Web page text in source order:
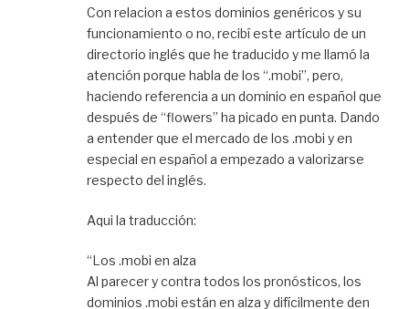
Con relacion a estos dominios genéricos y su
funcionamiento o no, recibí este artículo de un
directorio inglés que he traducido y me llamó la
atención porque habla de los “.mobi”, pero,
haciendo referencia a un dominio en español que
después de “flowers” ha picado en punta. Dando
a entender que el mercado de los .mobi y en
especial en español a empezado a valorizarse
respecto del inglés.
Aqui la traducción:
“Los .mobi en alza
Al parecer y contra todos los pronósticos, los
dominios .mobi están en alza y difícilmente den